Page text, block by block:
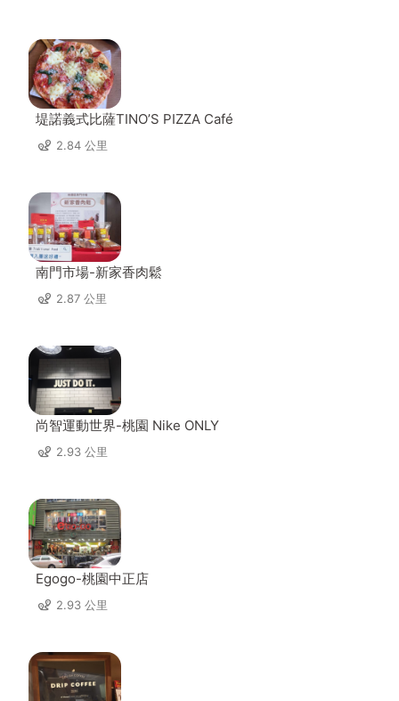
堤諾義式比薩TINO’S PIZZA Café
2.84 公里
南門市場-新家香肉鬆
2.87 公里
尚智運動世界-桃園 Nike ONLY
2.93 公里
Egogo-桃園中正店
2.93 公里